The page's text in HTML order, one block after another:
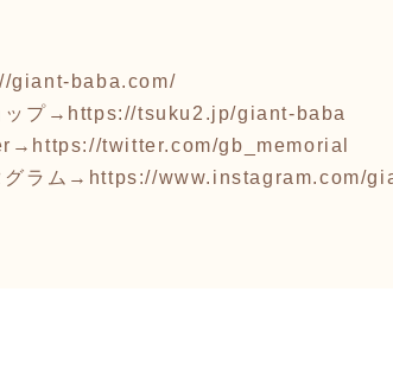
giant-baba.com/
ップ→ https://tsuku2.jp/giant-baba
https://twitter.com/gb_memorial
グラム→ https://www.instagram.com/